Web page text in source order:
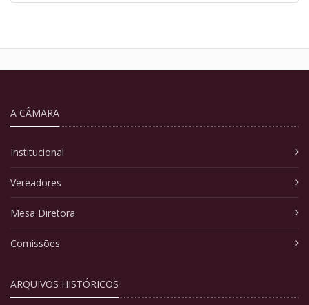
A CÂMARA
Institucional
Vereadores
Mesa Diretora
Comissões
ARQUIVOS HISTÓRICOS